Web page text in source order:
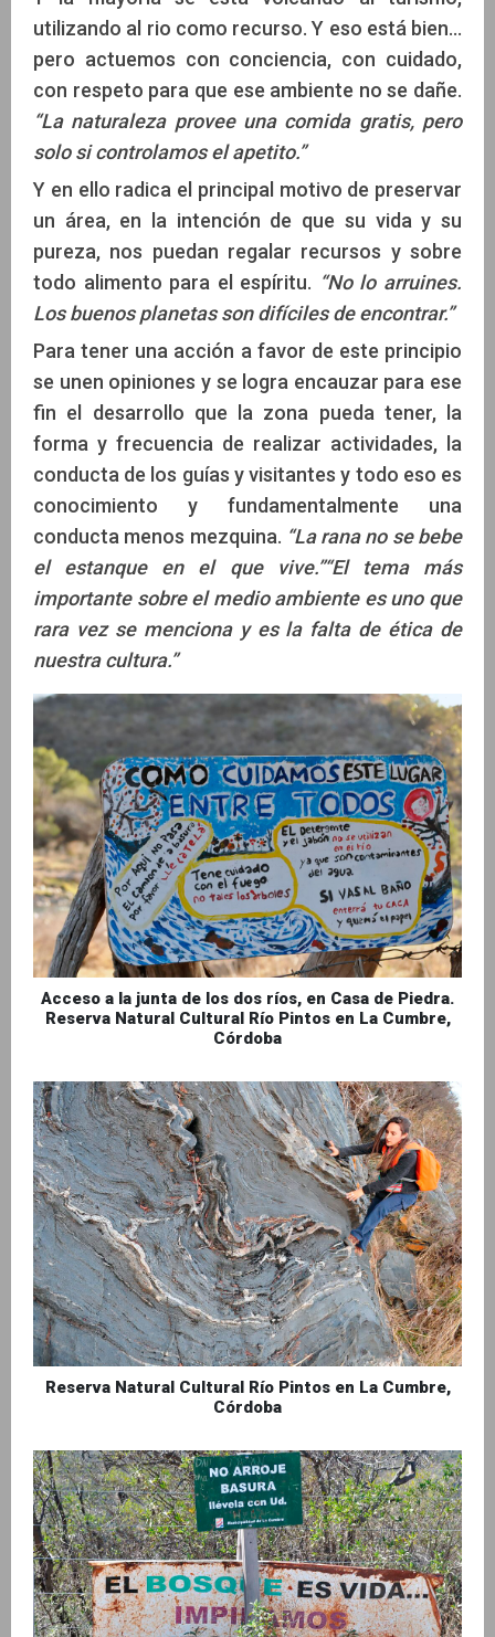
utilizando al rio como recurso. Y eso está bien…
pero actuemos con conciencia, con cuidado,
con respeto para que ese ambiente no se dañe.
“La naturaleza provee una comida gratis, pero
solo si controlamos el apetito.”
Y en ello radica el principal motivo de preservar
un área, en la intención de que su vida y su
pureza, nos puedan regalar recursos y sobre
todo alimento para el espíritu. “No lo arruines.
Los buenos planetas son difíciles de encontrar.”
Para tener una acción a favor de este principio
se unen opiniones y se logra encauzar para ese
fin el desarrollo que la zona pueda tener, la
forma y frecuencia de realizar actividades, la
conducta de los guías y visitantes y todo eso es
conocimiento y fundamentalmente una
conducta menos mezquina. “La rana no se bebe
el estanque en el que vive.”“El tema más
importante sobre el medio ambiente es uno que
rara vez se menciona y es la falta de ética de
nuestra cultura.”
Acceso a la junta de los dos ríos, en Casa de Piedra.
Reserva Natural Cultural Río Pintos en La Cumbre,
Córdoba
Reserva Natural Cultural Río Pintos en La Cumbre,
Córdoba